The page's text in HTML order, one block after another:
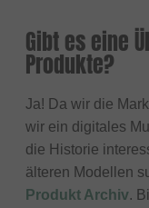
Gibt es eine
Produkte?
Ja! Da wir die
wir ein digitales
die Historie
älteren Modellen
Produkt Archiv.